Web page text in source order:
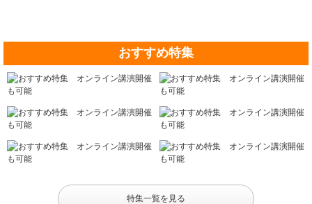
おすすめ特集
特集一覧を見る